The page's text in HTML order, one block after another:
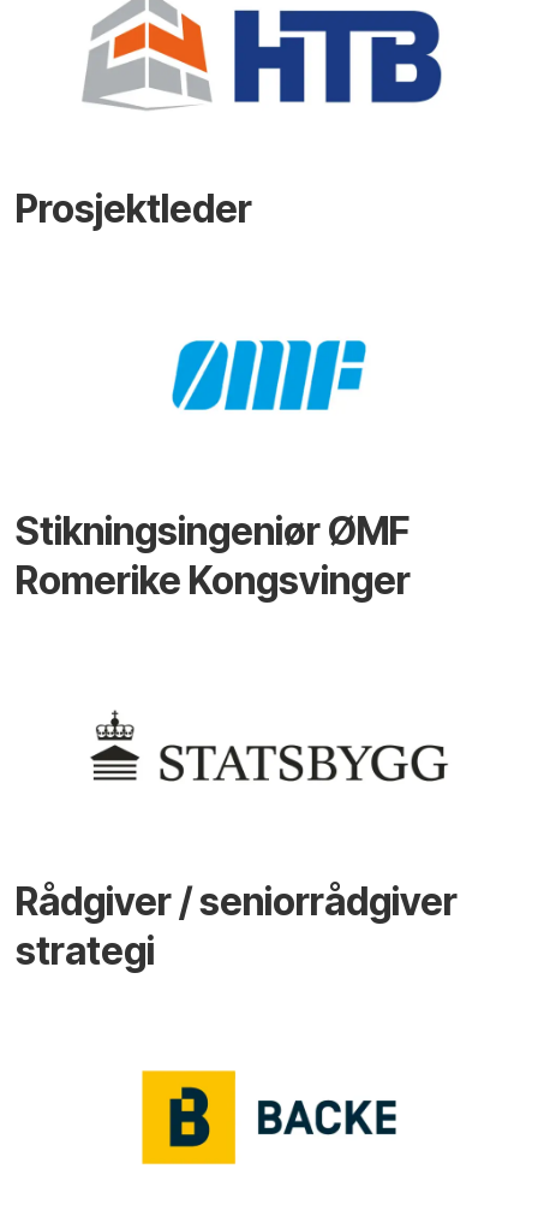
Prosjektleder
Stikningsingeniør ØMF
Romerike Kongsvinger
Rådgiver / seniorrådgiver
strategi